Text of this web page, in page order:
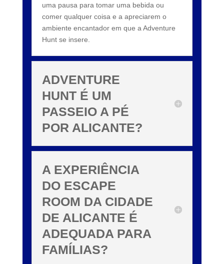
uma pausa para tomar uma bebida ou
comer qualquer coisa e a apreciarem o
ambiente encantador em que a Adventure
Hunt se insere.
ADVENTURE
HUNT É UM
PASSEIO A PÉ
POR ALICANTE?
A EXPERIÊNCIA
DO ESCAPE
ROOM DA CIDADE
DE ALICANTE É
ADEQUADA PARA
FAMÍLIAS?